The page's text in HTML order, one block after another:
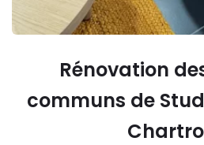
Rénovation
communs de